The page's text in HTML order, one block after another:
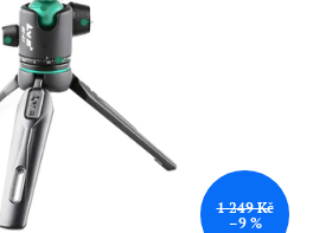
1 249 Kč
–9 %